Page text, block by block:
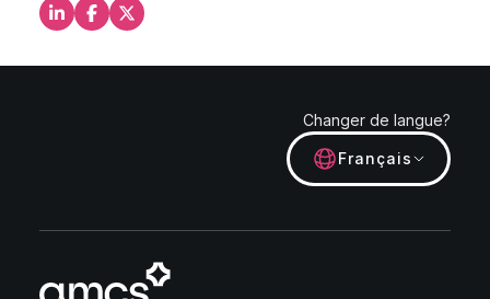
Partagez ceci sur LinkedIn
Partagez ceci sur Facebook
Partagez ceci sur X
Changer de langue?
Français